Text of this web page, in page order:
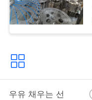
구
하
시
오
우유 채우는 선